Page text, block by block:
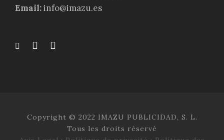
Email:info@imazu.es
Copyright © 2022 IMAZU PUBLICIDAD, S. L.
Tous les droits réservé